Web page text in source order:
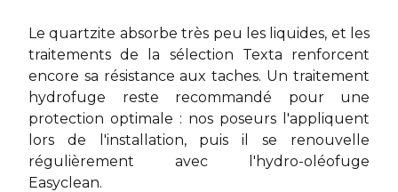
Le quartzite absorbe très peu les liquides, et les
traitements de la sélection Texta renforcent
encore sa résistance aux taches. Un traitement
hydrofuge reste recommandé pour une
protection optimale : nos poseurs l'appliquent
lors de l'installation, puis il se renouvelle
régulièrement avec l'hydro-oléofuge
Easyclean.